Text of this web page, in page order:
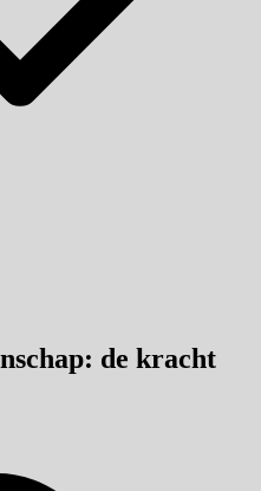
de kracht